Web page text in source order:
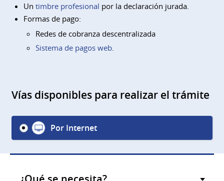
Un timbre profesional por la declaración jurada.
Formas de pago:
Redes de cobranza descentralizada
Sistema de pagos web.
Vías disponibles para realizar el trámite
Por Internet